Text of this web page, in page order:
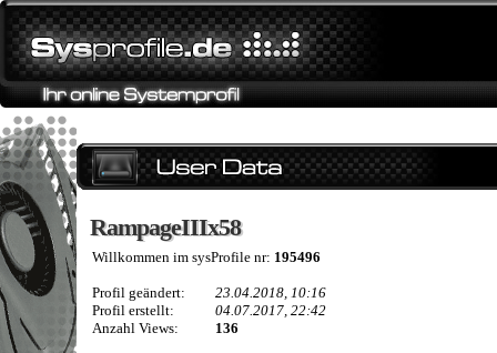
RampageIIIx58
RampageIIIx58
Willkommen im sysProfile nr: 195496
Profil geändert:
23.04.2018, 10:16
Profil erstellt:
04.07.2017, 22:42
Anzahl Views:
136